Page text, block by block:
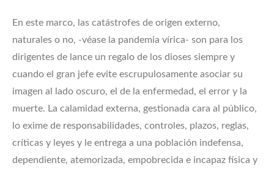
En este marco, las catástrofes de origen externo,
naturales o no, -véase la pandemia vírica- son para los
dirigentes de lance un regalo de los dioses siempre y
cuando el gran jefe evite escrupulosamente asociar su
imagen al lado oscuro, el de la enfermedad, el error y la
muerte. La calamidad externa, gestionada cara al público,
lo exime de responsabilidades, controles, plazos, reglas,
críticas y leyes y le entrega a una población indefensa,
dependiente, atemorizada, empobrecida e incapaz física y